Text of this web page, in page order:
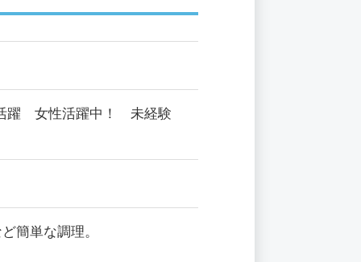
躍 女性活躍中！ 未経験
簡単な調理。